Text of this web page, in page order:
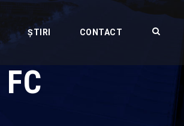
ȘTIRI CONTACT